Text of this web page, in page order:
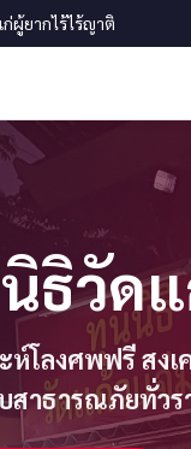
ผู้ยากไร้ไร้ญาติ
ธิวัด
ห์โลงศพฟรี สง
สาธารณภัยทั่ว